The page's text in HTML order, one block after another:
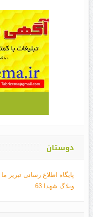
دوستان
پایگاه اطلاع رسانی تبریز ما
وبلاگ شهدا 63